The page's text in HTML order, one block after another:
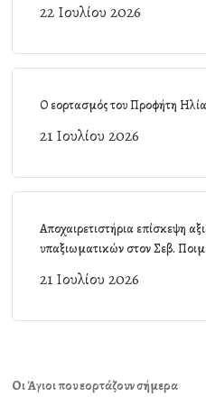
22 Ιουλίου 2026
Ο εορτασμός του Προφήτη
21 Ιουλίου 2026
Αποχαιρετιστήρια επίσκεψη
υπαξιωματικών στον Σεβ.
21 Ιουλίου 2026
Οι Άγιοι που εορτάζουν σήμερα